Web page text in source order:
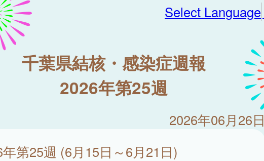
Select Language
千葉県結核・感染症週報
2026年第25週
2026年06月26日
第25週 (6月15日～6月21日)